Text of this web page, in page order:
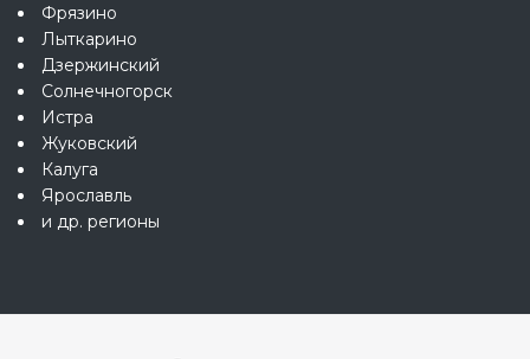
Фрязино
Лыткарино
Дзержинский
Солнечногорск
Истра
Жуковский
Калуга
Ярославль
и др. регионы